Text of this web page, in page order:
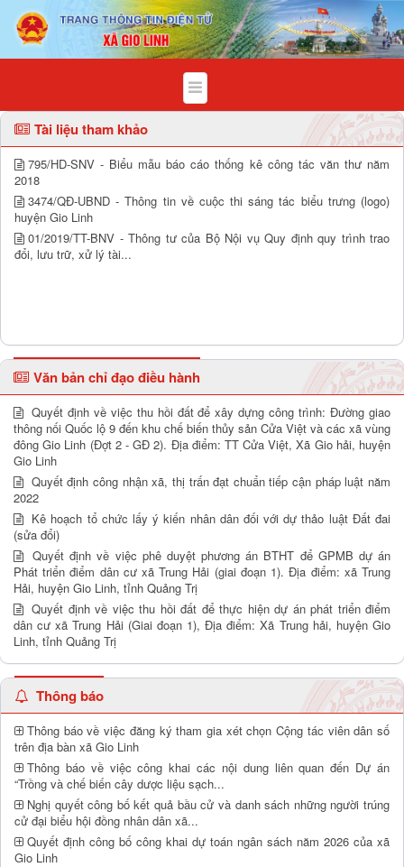
Tài liệu kỳ họp thứ 6 - Xã Gio Linh
Tài liệu tham khảo
795/HD-SNV - Biểu mẫu báo cáo thống kê công tác văn thư năm
2018
3474/QĐ-UBND - Thông tin về cuộc thi sáng tác biểu trưng (logo)
huyện Gio Linh
01/2019/TT-BNV - Thông tư của Bộ Nội vụ Quy định quy trình trao
đổi, lưu trữ, xử lý tài...
Văn bản chỉ đạo điều hành
Quyết định về việc thu hồi đất để xây dựng công trình: Đường giao
thông nối Quốc lộ 9 đến khu chế biến thủy sản Cửa Việt và các xã vùng
đông Gio Linh (Đợt 2 - GĐ 2). Địa điểm: TT Cửa Việt, Xã Gio hải, huyện
Gio Linh
Quyết định công nhận xã, thị trấn đạt chuẩn tiếp cận pháp luật năm
2022
Kê hoạch tổ chức lấy ý kiến nhân dân đối với dự thảo luật Đất đai
(sửa đổi)
Quyết định về việc phê duyệt phương án BTHT để GPMB dự án
Phát triển điểm dân cư xã Trung Hải (giai đoạn 1). Địa điểm: xã Trung
Hải, huyện Gio Linh, tỉnh Quảng Trị
Quyết định về việc thu hồi đất để thực hiện dự án phát triển điểm
dân cư xã Trung Hải (Giai đoạn 1), Địa điểm: Xã Trung hải, huyện Gio
Linh, tỉnh Quảng Trị
Thông báo
Thông báo về việc đăng ký tham gia xét chọn Cộng tác viên dân số
trên địa bàn xã Gio Linh
Thông báo về việc công khai các nội dung liên quan đến Dự án
“Trồng và chế biến cây dược liệu sạch...
Nghị quyết công bố kết quả bầu cử và danh sách những người trúng
cử đại biểu hội đồng nhân dân xã...
Quyết định công bố công khai dự toán ngân sách năm 2026 của xã
Gio Linh